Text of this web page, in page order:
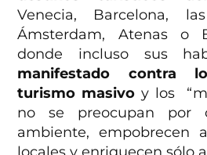
Venecia, Barcelona,
Ámsterdam, Atenas o
donde incluso sus
manifestado contra
turismo masivo y los
no se preocupan por
ambiente, empobrecen